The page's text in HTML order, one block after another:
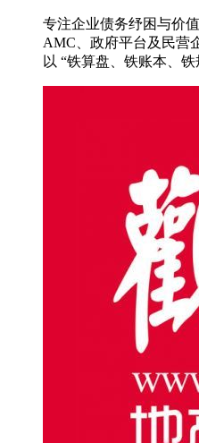
专注企业债务纾困与价
AMC、政府平台及民营
以 “铁算盘、铁账本、铁